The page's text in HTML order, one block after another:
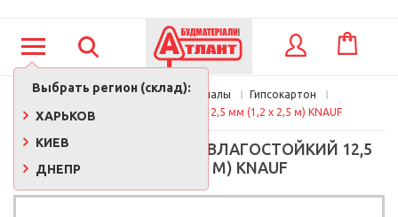
Выбрать регион (склад):
ХАРЬКОВ
КИЕВ
ДНЕПР
КОРЗИНА
Главная Стройматериалы
Гипсокартон
Гипсокартон влагостойкий 12,5 мм (1,2 х 2,5 м) KNAUF
ГИПСОКАРТОН КНАУФ ВЛАГОСТОЙКИЙ 12,5
ММ (1,2 Х 2,5 М) KNAUF